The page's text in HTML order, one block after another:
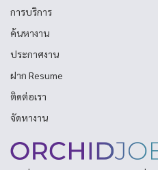
การบริการ
ค้นหางาน
ประกาศงาน
ฝาก Resume
ติดต่อเรา
จัดหางาน